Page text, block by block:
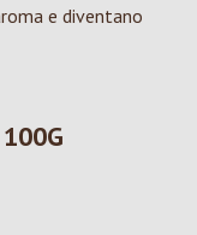
e diventano